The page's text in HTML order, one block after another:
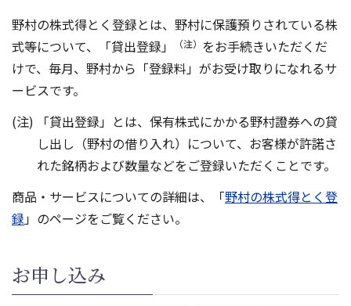
野村の株式得とく登録とは、野村に保護預りされている株
式等について、「貸出登録」
（注） をお手続きいただくだ
けで、毎月、野村から「登録料」がお受け取りになれるサ
ービスです。
「貸出登録」とは、保有株式にかかる野村證券への貸
し出し（野村の借り入れ）について、お客様が許諾さ
れた銘柄および数量などをご登録いただくことです。
商品・サービスについての詳細は、「野村の株式得とく登
録」のページをご覧ください。
お申し込み